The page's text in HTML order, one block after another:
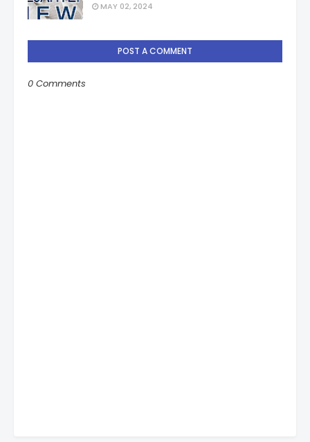
MAY 02, 2024
POST A COMMENT
0 Comments